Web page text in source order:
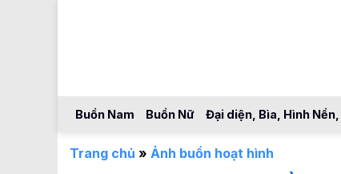
Buồn Nam Buồn Nữ Đại diện, Bìa, Hình
Trang chủ » Ảnh buồn hoạt hình